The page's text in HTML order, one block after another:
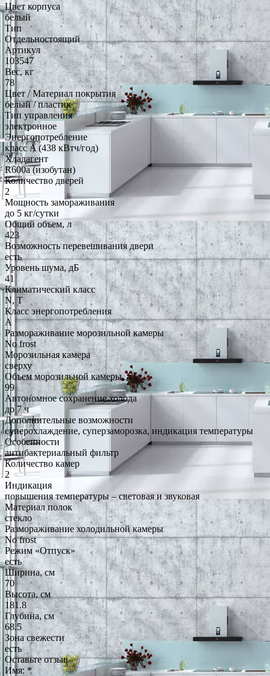
Цвет корпуса
белый
Тип
Отдельностоящий
Артикул
103547
Вес, кг
78
Цвет / Материал покрытия
белый / пластик
Тип управления
электронное
Энергопотребление
класс A (438 кВтч/год)
Хладагент
R600a (изобутан)
Количество дверей
2
Мощность замораживания
до 5 кг/cутки
Общий объем, л
423
Возможность перевешивания двери
есть
Уровень шума, дБ
41
Климатический класс
N, T
Класс энергопотребления
A
Размораживание морозильной камеры
No frost
Морозильная камера
сверху
Объем морозильной камеры, л
99
Автономное сохранение холода
до 7 ч
Дополнительные возможности
суперохлаждение, суперзаморозка, индикация температуры
Особенности
антибактериальный фильтр
Количество камер
2
Индикация
повышения температуры – световая и звуковая
Материал полок
стекло
Размораживание холодильной камеры
No frost
Режим «Отпуск»
есть
Ширина, см
70
Высота, см
181.8
Глубина, см
68.5
Зона свежести
есть
Оставьте отзыв
Имя: *